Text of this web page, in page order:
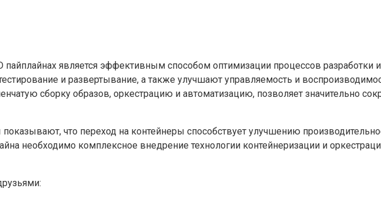
пайплайнах является эффективным способом оптимизации процессов
и развертывание, а также улучшают управляемость и
сборку образов, оркестрацию и автоматизацию, позволяет значительно
что переход на контейнеры способствует улучшению
необходимо комплексное внедрение технологии контейнеризации и